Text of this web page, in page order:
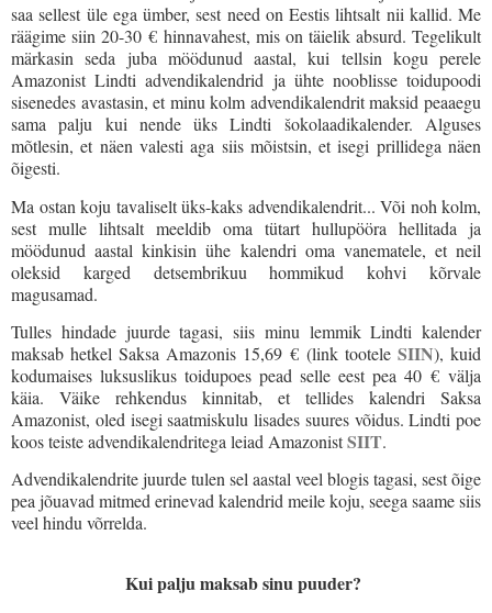
saa sellest üle ega ümber, sest need on Eestis lihtsalt nii kallid. Me
räägime siin 20-30 € hinnavahest, mis on täielik absurd. Tegelikult
märkasin seda juba möödunud aastal, kui tellsin kogu perele
Amazonist Lindti advendikalendrid ja ühte nooblisse toidupoodi
sisenedes avastasin, et minu kolm advendikalendrit maksid peaaegu
sama palju kui nende üks Lindti šokolaadikalender. Alguses
mõtlesin, et näen valesti aga siis mõistsin, et isegi prillidega näen
õigesti.
Ma ostan koju tavaliselt üks-kaks advendikalendrit... Või noh kolm,
sest mulle lihtsalt meeldib oma tütart hullupööra hellitada ja
möödunud aastal kinkisin ühe kalendri oma vanematele, et neil
oleksid karged detsembrikuu hommikud kohvi kõrvale
magusamad.
Tulles hindade juurde tagasi, siis minu lemmik Lindti kalender
maksab hetkel Saksa Amazonis 15,69 € (link tootele SIIN), kuid
kodumaises luksuslikus toidupoes pead selle eest pea 40 € välja
käia. Väike rehkendus kinnitab, et tellides kalendri Saksa
Amazonist, oled isegi saatmiskulu lisades suures võidus. Lindti poe
koos teiste advendikalendritega leiad AmazonistSIIT.
Advendikalendrite juurde tulen sel aastal veel blogis tagasi, sest õige
pea jõuavad mitmed erinevad kalendrid meile koju, seega saame siis
veel hindu võrrelda.
Kui palju maksab sinu puuder?